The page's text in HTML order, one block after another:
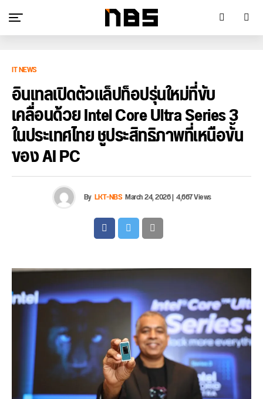
IT NEWS
อินเทลเปิดตัวแล็ปท็อปรุ่นใหม่ที่ขับ
เคลื่อนด้วย Intel Core Ultra Series 3
ในประเทศไทย ชูประสิทธิภาพที่เหนือขั้น
ของ AI PC
By LKT-NBSMarch 24, 2026|4,667 Views